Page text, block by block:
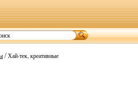
/Хай-тек, креативные